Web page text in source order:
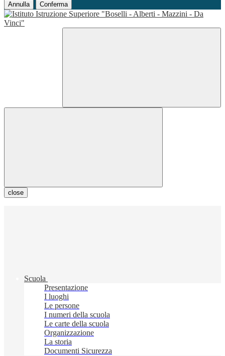
Annulla Conferma
close
Scuola
Presentazione
I luoghi
Le persone
I numeri della scuola
Le carte della scuola
Organizzazione
La storia
Documenti Sicurezza